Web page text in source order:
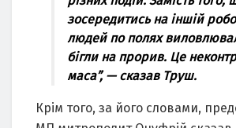
зосередитись на іншій
людей по полях
бігли на прорив. Це
маса”, — сказав Труш.
Крім того, за його словами,